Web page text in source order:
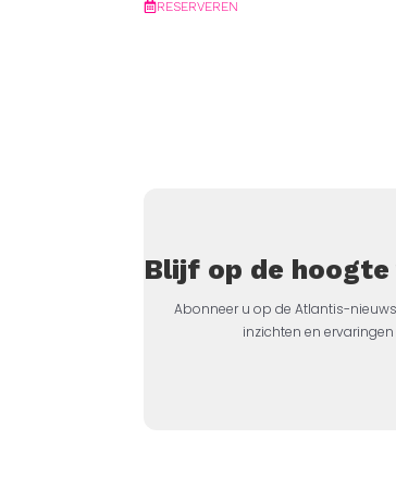
RESERVEREN
Blijf op de hoogte
Abonneer u op de Atlantis-
inzichten en